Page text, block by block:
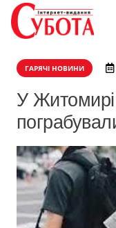
ГАРЯЧІ НОВИНИ
У Житомирі